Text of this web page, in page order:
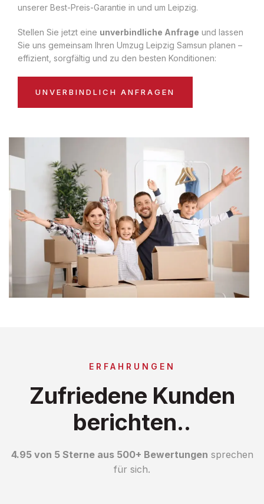
unserer Best-Preis-Garantie in und um Leipzig.
Stellen Sie jetzt eine unverbindliche Anfrage und lassen
Sie uns gemeinsam Ihren Umzug Leipzig Samsun planen –
effizient, sorgfältig und zu den besten Konditionen:
UNVERBINDLICH ANFRAGEN
ERFAHRUNGEN
Zufriedene Kunden
berichten..
4.95 von 5 Sterne aus 500+ Bewertungen sprechen
für sich.